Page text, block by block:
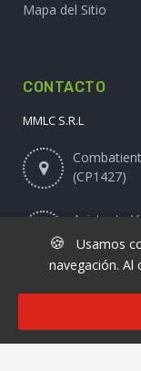
Mapa del Sitio
CONTACTO
MMLC S.R.L
(CP1427)
Asistente
🍪
Usamos
navegación. Al